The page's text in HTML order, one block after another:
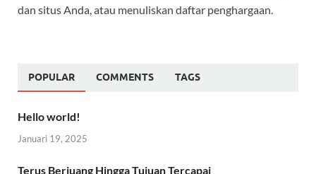
dan situs Anda, atau menuliskan daftar penghargaan.
POPULAR COMMENTS TAGS
Hello world!
Januari 19, 2025
Terus Berjuang Hingga Tujuan Tercapai